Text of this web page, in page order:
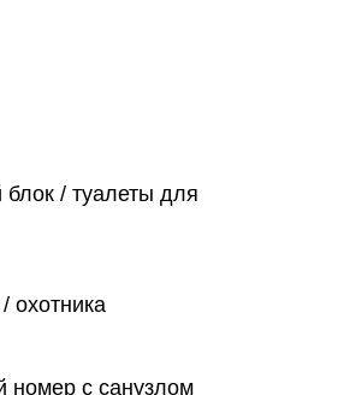
/ туалеты для
охотника
номер с санузлом